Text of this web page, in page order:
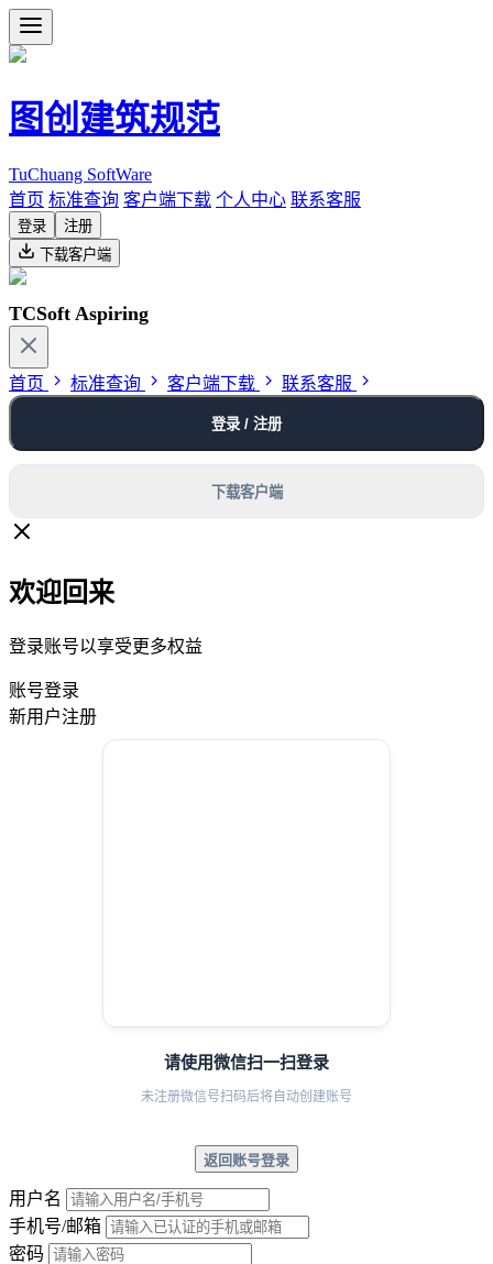
图创建筑规范
TuChuang SoftWare
首页 标准查询 客户端下载 个人中心 联系客服
登录
注册
下载客户端
TCSoft Aspiring
首页 标准查询 客户端下载 联系客服
登录 / 注册
下载客户端
欢迎回来
登录账号以享受更多权益
账号登录
新用户注册
请使用微信扫一扫登录
未注册微信号扫码后将自动创建账号
返回账号登录
用户名
手机号/邮箱
密码